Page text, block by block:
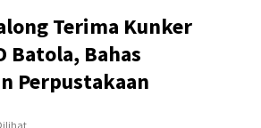
Terima Kunker
Batola, Bahas
Perpustakaan